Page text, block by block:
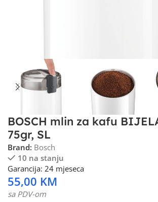
BOSCH mlin za kafu
75gr, SL
Brand: Bosch
10 na stanju
Garancija: 24 mjeseca
55,00 KM
sa PDV-om